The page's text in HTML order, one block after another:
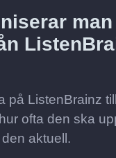
man
på ListenBrainz
ofta den ska
aktuell.